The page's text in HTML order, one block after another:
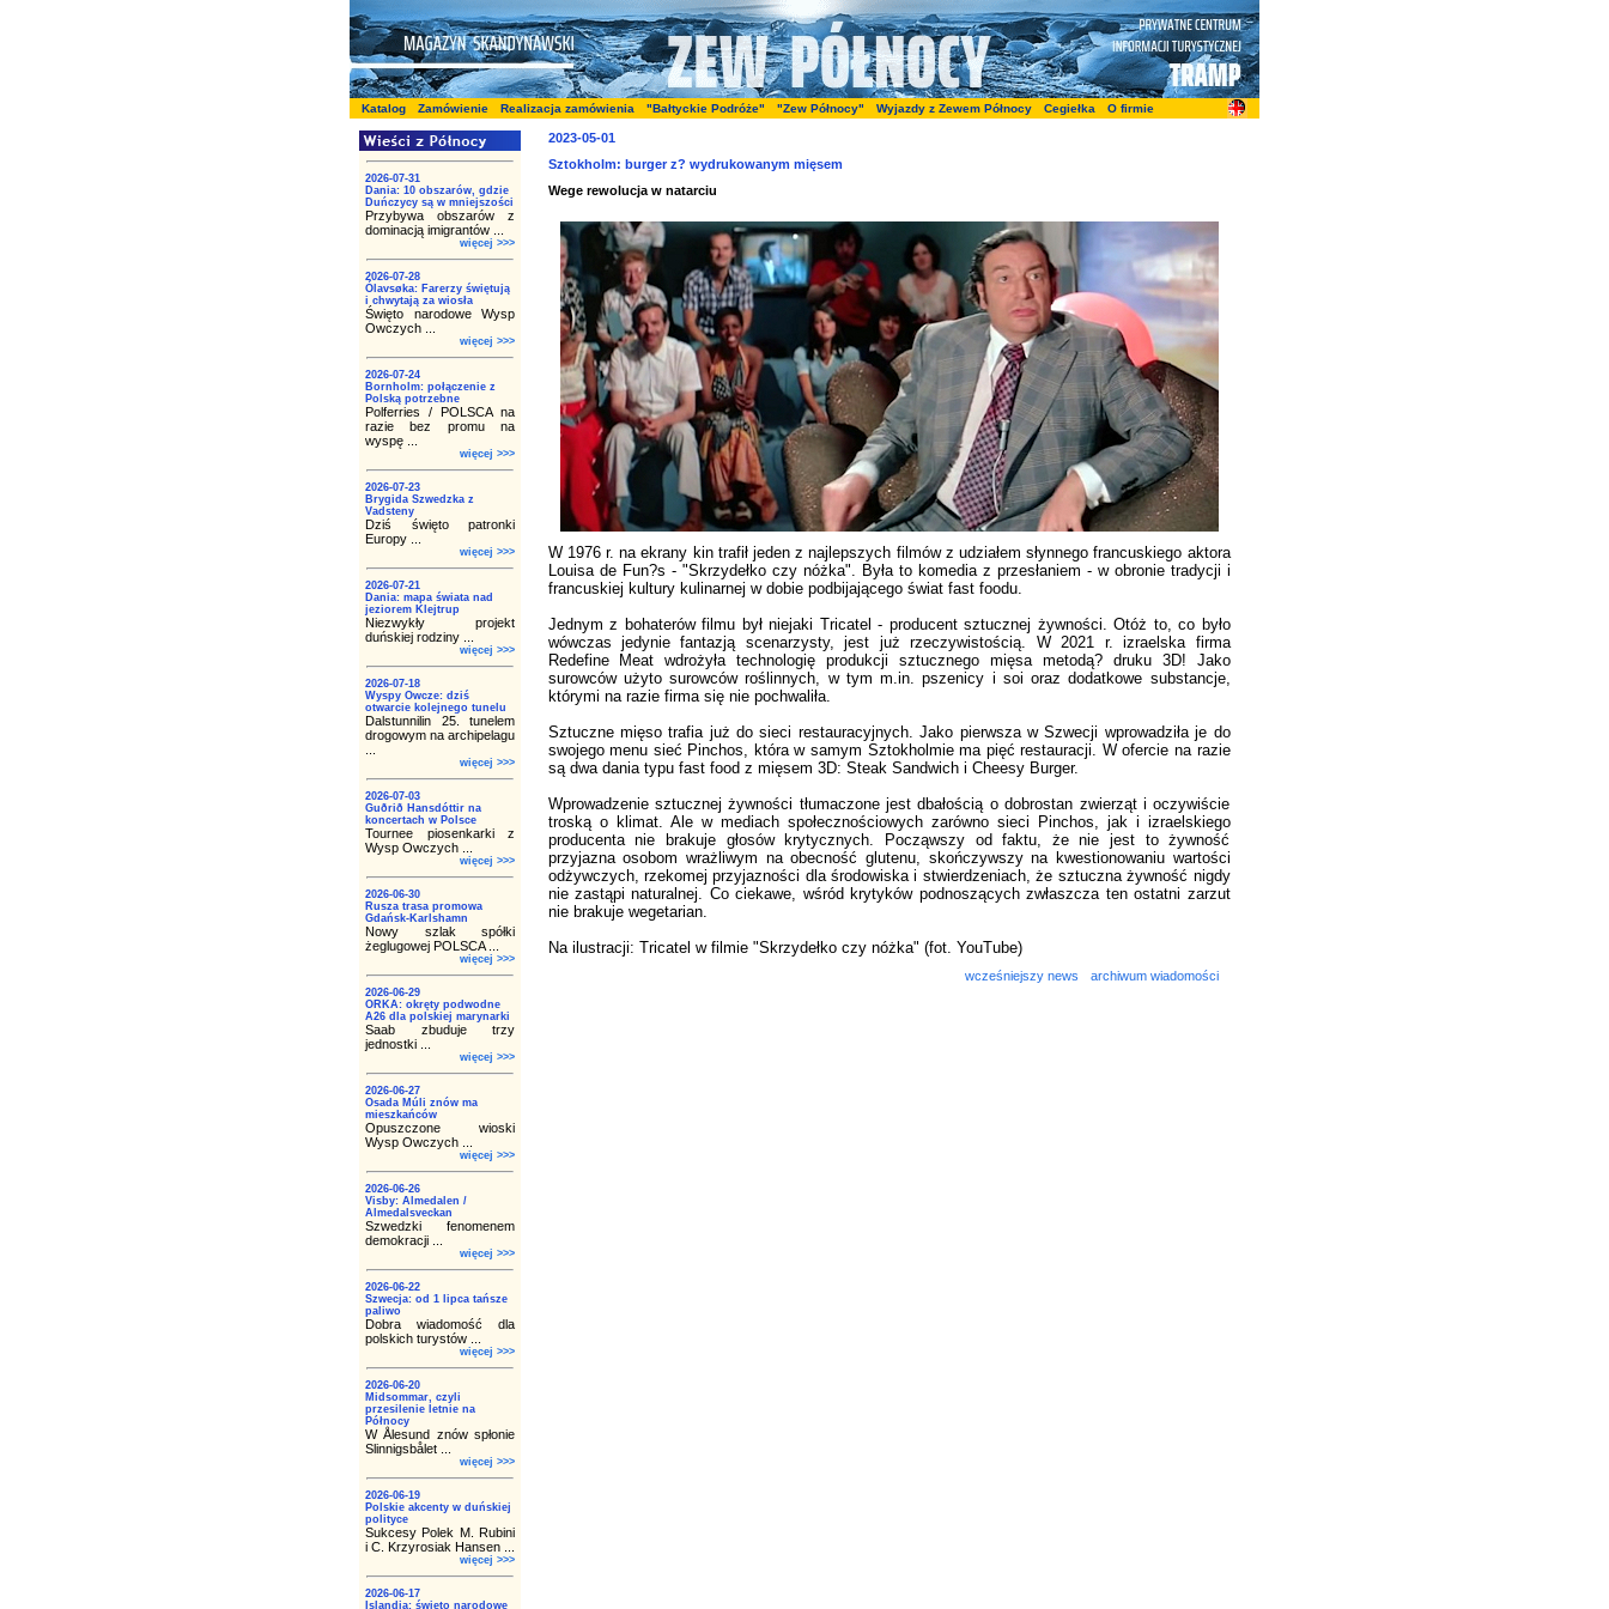
Katalog Zamówienie Realizacja zamówienia "Bałtyckie Podróże" "Zew Północy" Wyjazdy z Zewem Północy Cegiełka O firmie
2026-07-31
Dania: 10 obszarów, gdzie
Duńczycy są w mniejszości
Przybywa obszarów z
dominacją imigrantów ...
więcej >>>
2026-07-28
Ólavsøka: Farerzy świętują
i chwytają za wiosła
Święto narodowe Wysp
Owczych ...
więcej >>>
2026-07-24
Bornholm: połączenie z
Polską potrzebne
Polferries / POLSCA na
razie bez promu na
wyspę ...
więcej >>>
2026-07-23
Brygida Szwedzka z
Vadsteny
Dziś święto patronki
Europy ...
więcej >>>
2026-07-21
Dania: mapa świata nad
jeziorem Klejtrup
Niezwykły projekt
duńskiej rodziny ...
więcej >>>
2026-07-18
Wyspy Owcze: dziś
otwarcie kolejnego tunelu
Dalstunnilin 25. tunelem
drogowym na archipelagu
więcej >>>
2026-07-03
Guðrið Hansdóttir na
koncertach w Polsce
Tournee piosenkarki z
Wysp Owczych ...
więcej >>>
2026-06-30
Rusza trasa promowa
Gdańsk-Karlshamn
Nowy szlak spółki
żeglugowej POLSCA ...
więcej >>>
2026-06-29
ORKA: okręty podwodne
A26 dla polskiej marynarki
Saab zbuduje trzy
jednostki ...
więcej >>>
2026-06-27
Osada Múli znów ma
mieszkańców
Opuszczone wioski
Wysp Owczych ...
więcej >>>
2026-06-26
Visby: Almedalen /
Almedalsveckan
Szwedzki fenomenem
demokracji ...
więcej >>>
2026-06-22
Szwecja: od 1 lipca tańsze
paliwo
Dobra wiadomość dla
polskich turystów ...
więcej >>>
2026-06-20
Midsommar, czyli
przesilenie letnie na
Północy
W Ålesund znów spłonie
Slinnigsbålet ...
więcej >>>
2026-06-19
Polskie akcenty w duńskiej
polityce
Sukcesy Polek M. Rubini
i C. Krzyrosiak Hansen ...
więcej >>>
2026-06-17
Islandia: święto narodowe
2023-05-01
Sztokholm: burger z? wydrukowanym mięsem
Wege rewolucja w natarciu
W 1976 r. na ekrany kin trafił jeden z najlepszych filmów z udziałem słynnego francuskiego aktora
Louisa de Fun?s - "Skrzydełko czy nóżka". Była to komedia z przesłaniem - w obronie tradycji i
francuskiej kultury kulinarnej w dobie podbijającego świat fast foodu.
Jednym z bohaterów filmu był niejaki Tricatel - producent sztucznej żywności. Otóż to, co było
wówczas jedynie fantazją scenarzysty, jest już rzeczywistością. W 2021 r. izraelska firma
Redefine Meat wdrożyła technologię produkcji sztucznego mięsa metodą? druku 3D! Jako
surowców użyto surowców roślinnych, w tym m.in. pszenicy i soi oraz dodatkowe substancje,
którymi na razie firma się nie pochwaliła.
Sztuczne mięso trafia już do sieci restauracyjnych. Jako pierwsza w Szwecji wprowadziła je do
swojego menu sieć Pinchos, która w samym Sztokholmie ma pięć restauracji. W ofercie na razie
są dwa dania typu fast food z mięsem 3D: Steak Sandwich i Cheesy Burger.
Wprowadzenie sztucznej żywności tłumaczone jest dbałością o dobrostan zwierząt i oczywiście
troską o klimat. Ale w mediach społecznościowych zarówno sieci Pinchos, jak i izraelskiego
producenta nie brakuje głosów krytycznych. Począwszy od faktu, że nie jest to żywność
przyjazna osobom wrażliwym na obecność glutenu, skończywszy na kwestionowaniu wartości
odżywczych, rzekomej przyjazności dla środowiska i stwierdzeniach, że sztuczna żywność nigdy
nie zastąpi naturalnej. Co ciekawe, wśród krytyków podnoszących zwłaszcza ten ostatni zarzut
nie brakuje wegetarian.
Na ilustracji: Tricatel w filmie "Skrzydełko czy nóżka" (fot. YouTube)
wcześniejszy news archiwum wiadomości